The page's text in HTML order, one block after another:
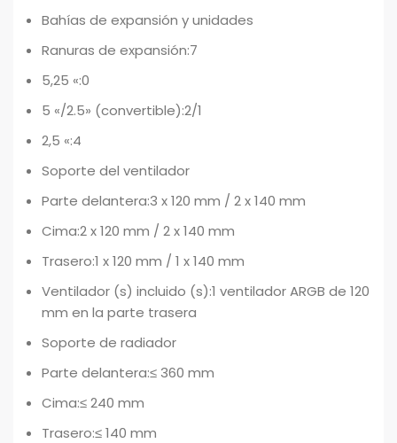
Bahías de expansión y unidades
Ranuras de expansión:7
5,25 «:0
5 «/2.5» (convertible):2/1
2,5 «:4
Soporte del ventilador
Parte delantera:3 x 120 mm / 2 x 140 mm
Cima:2 x 120 mm / 2 x 140 mm
Trasero:1 x 120 mm / 1 x 140 mm
Ventilador (s) incluido (s):1 ventilador ARGB de 120
mm en la parte trasera
Soporte de radiador
Parte delantera:≤ 360 mm
Cima:≤ 240 mm
Trasero:≤ 140 mm